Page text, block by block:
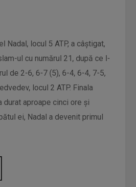
Nadal, locul 5 ATP, a câştigat,
ul cu numărul 21, după ce l-
de 2-6, 6-7 (5), 6-4, 6-4, 7-5,
locul 2 ATP. Finala
durat aproape cinci ore şi
ei, Nadal a devenit primul